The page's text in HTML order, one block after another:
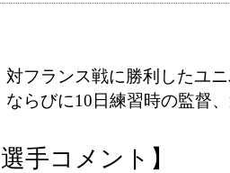
フランス戦に勝利したユ
ならびに10日練習時の監督
手コメント】